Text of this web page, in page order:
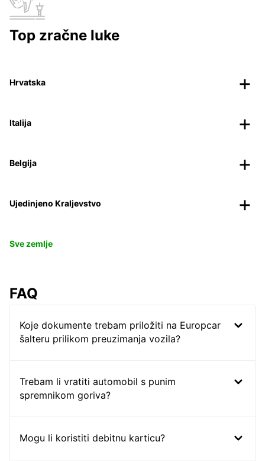
Top zračne luke
Hrvatska
Italija
Belgija
Ujedinjeno Kraljevstvo
Sve zemlje
FAQ
Koje dokumente trebam priložiti na Europcar
šalteru prilikom preuzimanja vozila?
Trebam li vratiti automobil s punim
spremnikom goriva?
Mogu li koristiti debitnu karticu?